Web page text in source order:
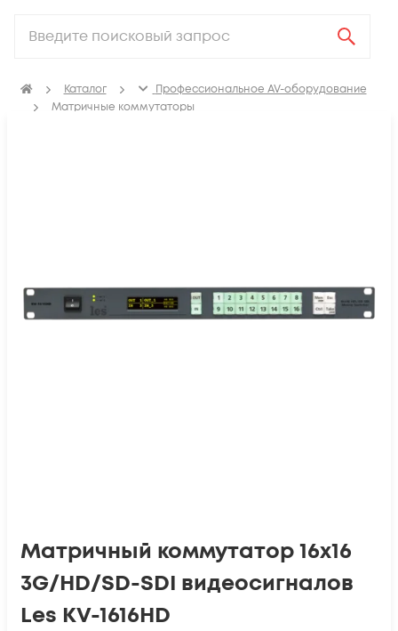
Каталог
Профессиональное AV-оборудование
Матричные коммутаторы
Матричный коммутатор 16х16
3G/HD/SD-SDI видеосигналов
Les KV-1616HD